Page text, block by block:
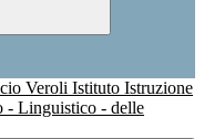
Istituto Istruzione
- Linguistico - delle